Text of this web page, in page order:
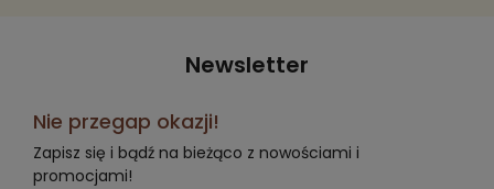
Newsletter
Nie przegap okazji!
Zapisz się i bądź na bieżąco z nowościami i
promocjami!